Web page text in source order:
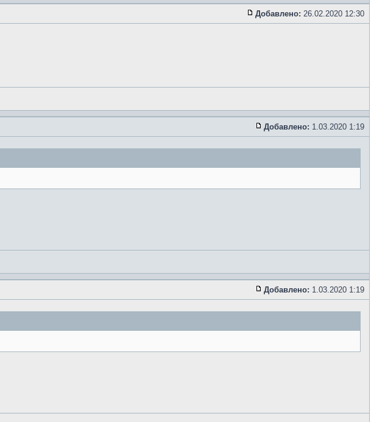
Добавлено: 26.02.2020 12:30
Добавлено: 1.03.2020 1:19
Добавлено: 1.03.2020 1:19